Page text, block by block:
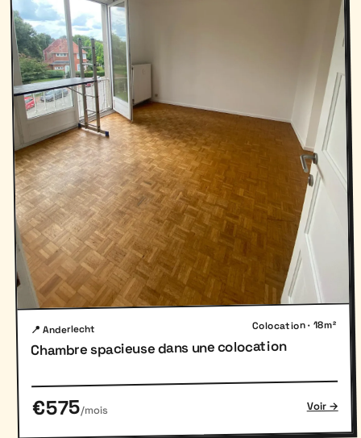
📍 Anderlecht Colocation · 18m²
Chambre spacieuse dans une colocation
€575/mois Voir →